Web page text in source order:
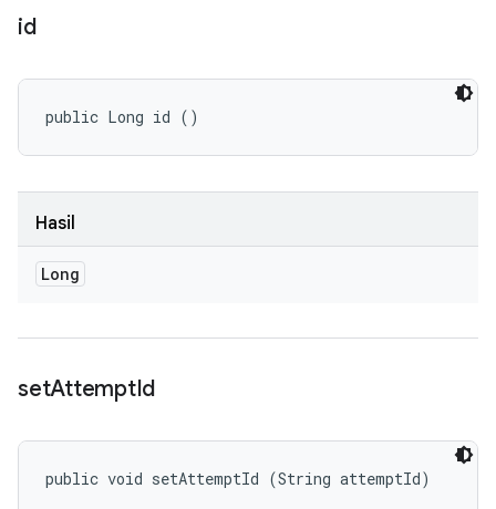
id
public Long id ()
Hasil
Long
setAttemptId
public void setAttemptId (String attemptId)